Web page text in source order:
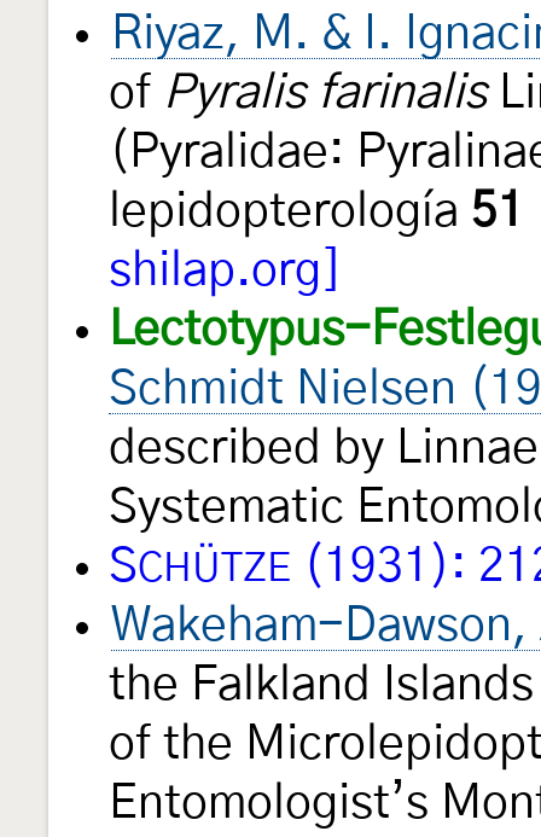
Riyaz, M. & I.
of Pyralis farinalis
(Pyralidae:
lepidopterología 51
shilap.org]
Lectotypus-
Schmidt Nielsen
described by
Systematic
SCHÜTZE (1931):
Wakeham-
the Falkland
of the
Entomologist’s